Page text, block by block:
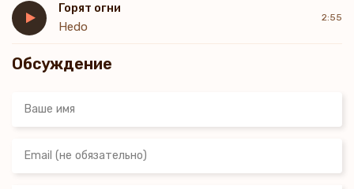
Горят огни
Hedo
2:55
Обсуждение